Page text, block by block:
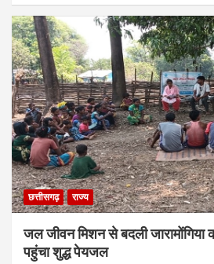
छत्तीसगढ़ राज्य
जल जीवन मिशन से बदली जारामोंगिया
पहुंचा शुद्ध पेयजल